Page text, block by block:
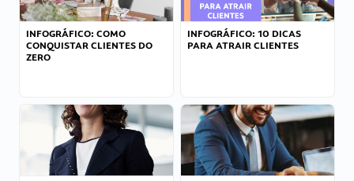
INFOGRÁFICO: COMO
CONQUISTAR CLIENTES DO
ZERO
INFOGRÁFICO: 10 DICAS
PARA ATRAIR CLIENTES